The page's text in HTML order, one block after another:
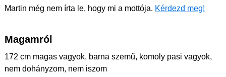
Martin még nem írta le, hogy mi a mottója. Kérdezd meg!
Magamról
172 cm magas vagyok, barna szemű, komoly pasi vagyok,
nem dohányzom, nem iszom